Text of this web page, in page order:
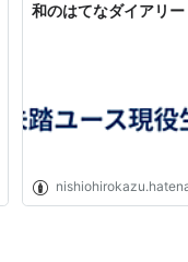
和のはてなダイアリー